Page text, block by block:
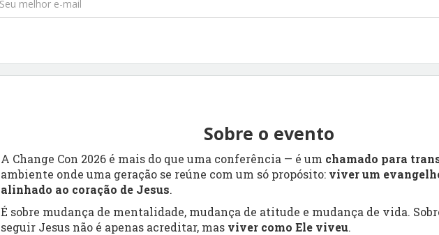
Sobre o evento
A Change Con 2026 é mais do que uma conferência — é um chamado para
ambiente onde uma geração se reúne com um só propósito: viver um
alinhado ao coração de Jesus.
É sobre mudança de mentalidade, mudança de atitude e mudança de vida.
seguir Jesus não é apenas acreditar, mas viver como Ele viveu.